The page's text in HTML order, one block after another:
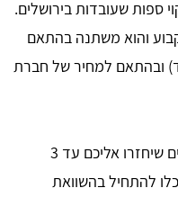
ספות שעובדות בירושלים.
והוא משתנה בהתאם
ובהתאם למחיר של חברת
כשאתם מתקשרים אלינו אנחנו דואגים שיחזרו אליכם עד 3
להתחיל בהשוואת